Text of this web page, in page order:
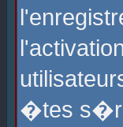
�tes s�r